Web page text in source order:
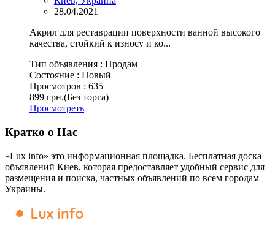
28.04.2021
Акрил для реставрации поверхности ванной высокого
качества, стойкий к износу и ко...
Тип объявления : Продам
Состояние : Новый
Просмотров : 635
899 грн.(Без торга)
Просмотреть
Кратко о Нас
«Lux info» это информационная площадка. Бесплатная доска
объявлений Киев, которая предоставляет удобный сервис для
размещения и поиска, частных объявлений по всем городам
Украины.